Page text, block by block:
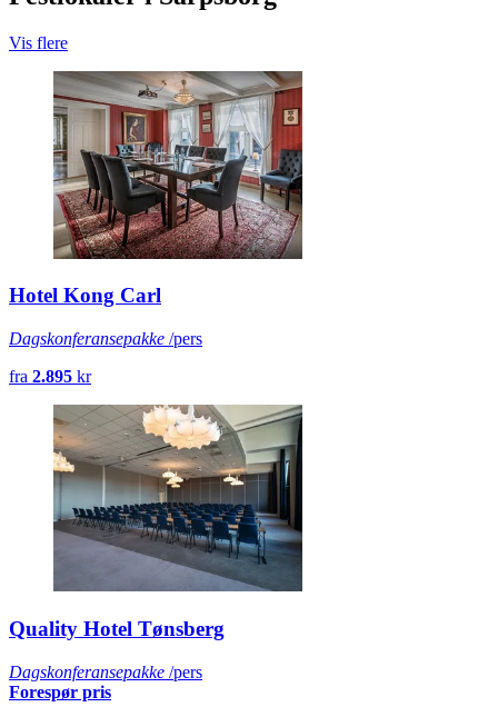
Vis flere
Hotel Kong Carl
Dagskonferansepakke /pers
fra 2.895 kr
Quality Hotel Tønsberg
Dagskonferansepakke /pers
Forespør pris